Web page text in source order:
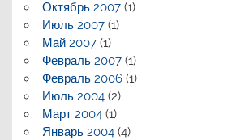
Октябрь 2007(1)
Июль 2007(1)
Май 2007(1)
Февраль 2007(1)
Февраль 2006(1)
Июль 2004(2)
Март 2004(1)
Январь 2004(4)